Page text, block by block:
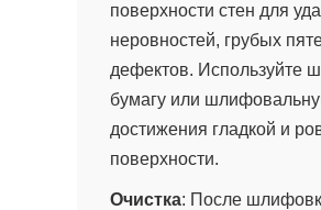
поверхности стен для
неровностей, грубых
дефектов. Используйте
бумагу или
достижения гладкой и
поверхности.
Очистка: После